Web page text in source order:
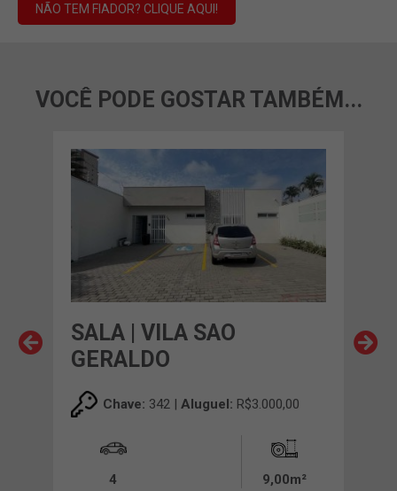
NÃO TEM FIADOR? CLIQUE AQUI!
VOCÊ PODE GOSTAR TAMBÉM...
SALA | VILA SAO
GERALDO
Chave: 342 | Aluguel: R$3.000,00
4 9,00m²